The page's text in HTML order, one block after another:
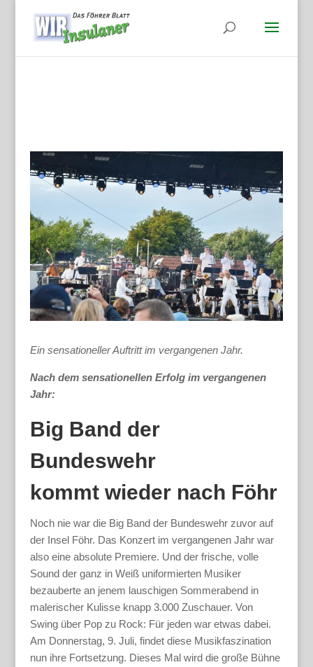
Ein sensationeller Auftritt im vergangenen Jahr.
Nach dem sensationellen Erfolg im vergangenen
Jahr:
Big Band der
Bundeswehr
kommt wieder nach Föhr
Noch nie war die Big Band der Bundeswehr zuvor auf
der Insel Föhr. Das Konzert im vergangenen Jahr war
also eine absolute Premiere. Und der frische, volle
Sound der ganz in Weiß uniformierten Musiker
bezauberte an jenem lauschigen Sommerabend in
malerischer Kulisse knapp 3.000 Zuschauer. Von
Swing über Pop zu Rock: Für jeden war etwas dabei.
Am Donnerstag, 9. Juli, findet diese Musikfaszination
nun ihre Fortsetzung. Dieses Mal wird die große Bühne